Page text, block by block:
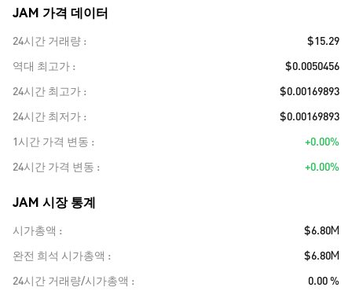
JAM 가격 데이터
24시간 거래량
$15.29
역대 최고가
$0.0050456
24시간 최고가
$0.00169893
24시간 최저가
$0.00169893
1시간 가격 변동
+0.00%
24시간 가격 변동
+0.00%
JAM 시장 통계
시가총액
$6.80M
완전 희석 시가총액
$6.80M
24시간 거래량/시가총액
0.00 %